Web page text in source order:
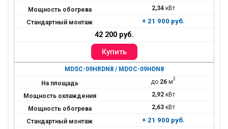
2,34кВт
+ 21 900 руб.
42 200 руб.
MDSC-09HRDN8 / MDOC-09HDN8
до 26 м2
2,92кВт
2,63кВт
+ 21 900 руб.